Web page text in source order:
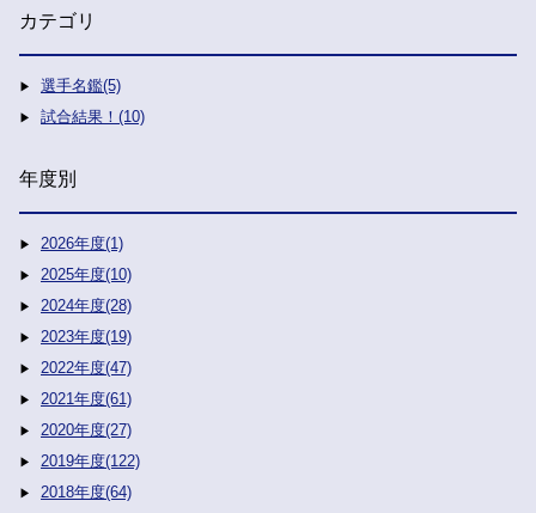
カテゴリ
選手名鑑(5)
試合結果！(10)
年度別
2026年度(1)
2025年度(10)
2024年度(28)
2023年度(19)
2022年度(47)
2021年度(61)
2020年度(27)
2019年度(122)
2018年度(64)